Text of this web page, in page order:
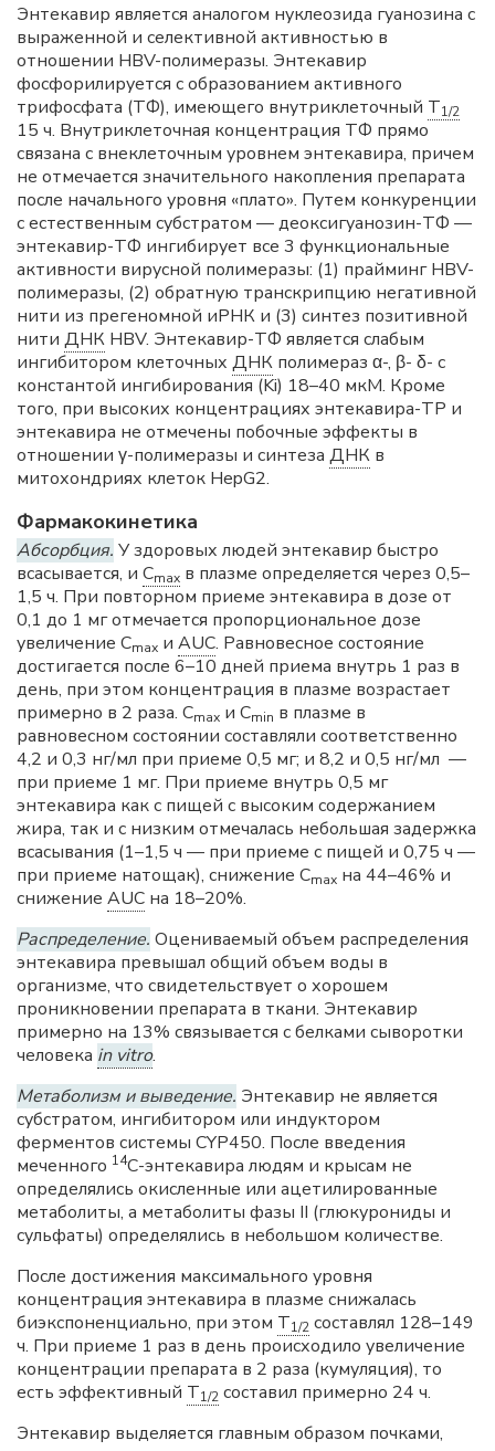
Энтекавир является аналогом нуклеозида гуанозина с
выраженной и селективной активностью в
отношении HBV-полимеразы. Энтекавир
фосфорилируется с образованием активного
трифосфата (ТФ), имеющего внутриклеточный T1/2
15 ч. Внутриклеточная концентрация ТФ прямо
связана с внеклеточным уровнем энтекавира, причем
не отмечается значительного накопления препарата
после начального уровня «плато». Путем конкуренции
с естественным субстратом — деоксигуанозин-ТФ —
энтекавир-ТФ ингибирует все 3 функциональные
активности вирусной полимеразы: (1) прайминг HBV-
полимеразы, (2) обратную транскрипцию негативной
нити из прегеномной иРНК и (3) синтез позитивной
нити ДНК HBV. Энтекавир-ТФ является слабым
ингибитором клеточных ДНК полимераз α-, β- δ- с
константой ингибирования (Ki) 18–40 мкМ. Кроме
того, при высоких концентрациях энтекавира-ТР и
энтекавира не отмечены побочные эффекты в
отношении γ-полимеразы и синтеза ДНК в
митохондриях клеток HepG2.
Фармакокинетика
Абсорбция. У здоровых людей энтекавир быстро
всасывается, и Cmax в плазме определяется через 0,5–
1,5 ч. При повторном приеме энтекавира в дозе от
0,1 до 1 мг отмечается пропорциональное дозе
увеличение Сmах и AUC. Равновесное состояние
достигается после 6–10 дней приема внутрь 1 раз в
день, при этом концентрация в плазме возрастает
примерно в 2 раза. Сmах и Сmin в плазме в
равновесном состоянии составляли соответственно
4,2 и 0,3 нг/мл при приеме 0,5 мг; и 8,2 и 0,5 нг/мл —
при приеме 1 мг. При приеме внутрь 0,5 мг
энтекавира как с пищей с высоким содержанием
жира, так и с низким отмечалась небольшая задержка
всасывания (1–1,5 ч — при приеме с пищей и 0,75 ч —
при приеме натощак), снижение Сmах на 44–46% и
снижение AUC на 18–20%.
Распределение. Оцениваемый объем распределения
энтекавира превышал общий объем воды в
организме, что свидетельствует о хорошем
проникновении препарата в ткани. Энтекавир
примерно на 13% связывается с белками сыворотки
человека in vitro.
Метаболизм и выведение. Энтекавир не является
субстратом, ингибитором или индуктором
ферментов системы CYP450. После введения
меченного 14С-энтекавира людям и крысам не
определялись окисленные или ацетилированные
метаболиты, а метаболиты фазы II (глюкурониды и
сульфаты) определялись в небольшом количестве.
После достижения максимального уровня
концентрация энтекавира в плазме снижалась
биэкспоненциально, при этом T1/2 составлял 128–149
ч. При приеме 1 раз в день происходило увеличение
концентрации препарата в 2 раза (кумуляция), то
есть эффективный T1/2 составил примерно 24 ч.
Энтекавир выделяется главным образом почками,